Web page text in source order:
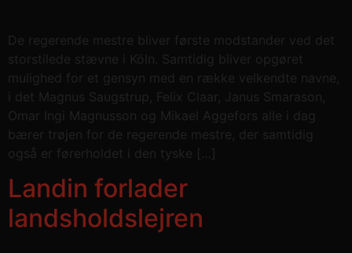
De regerende mestre bliver første modstander ved det
storstilede stævne i Köln. Samtidig bliver opgøret
mulighed for et gensyn med en række velkendte navne,
i det Magnus Saugstrup, Felix Claar, Janus Smarason,
Omar Ingi Magnusson og Mikael Aggefors alle i dag
bærer trøjen for de regerende mestre, der samtidig
også er førerholdet i den tyske […]
Landin forlader
landsholdslejren